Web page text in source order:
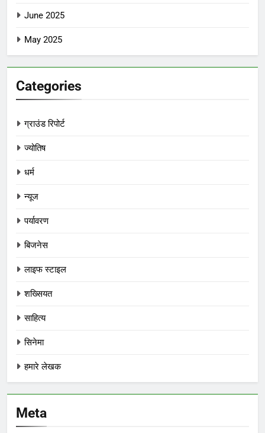
June 2025
May 2025
Categories
ग्राउंड रिपोर्ट
ज्योतिष
धर्म
न्यूज
पर्यावरण
बिजनेस
लाइफ स्टाइल
शख्सियत
साहित्य
सिनेमा
हमारे लेखक
Meta